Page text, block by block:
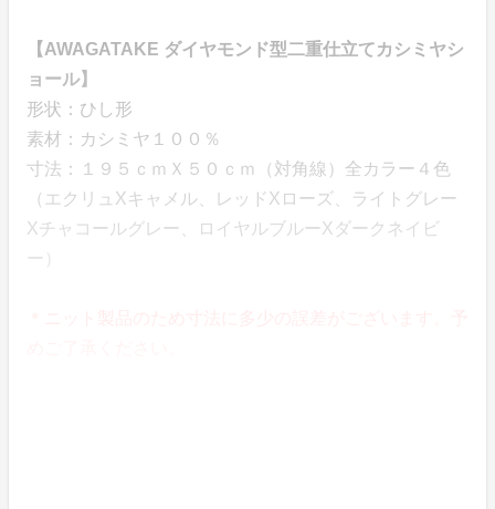
【AWAGATAKE ダイヤモンド型二重仕立てカシミヤシ
ョール】
形状：ひし形
素材：カシミヤ１００％
寸法：１９５ｃｍＸ５０ｃｍ（対角線）全カラー４色
（エクリュXキャメル、レッドXローズ、ライトグレー
Xチャコールグレー、ロイヤルブルーXダークネイビ
ー）